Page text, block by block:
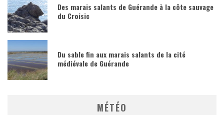
Des marais salants de Guérande à la côte sauvage
du Croisic
Du sable fin aux marais salants de la cité
médiévale de Guérande
MÉTÉO